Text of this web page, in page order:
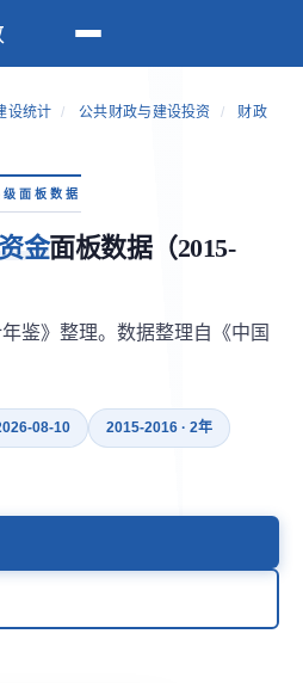
设统计 / 公共财政与建设投资 /
财政
面板数据
金面板数据（2015-
鉴》整理。数据整理自《中国
08-10 2015-2016 · 2年